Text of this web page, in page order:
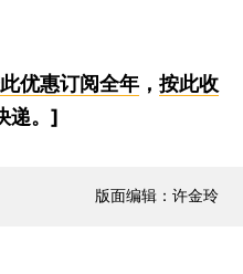
优惠订阅全年， 按此收
递。]
版面编辑：许金玲